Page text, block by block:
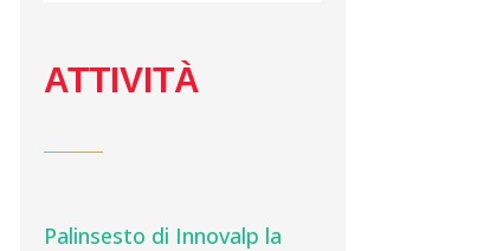
ATTIVITÀ
Palinsesto di Innovalp la